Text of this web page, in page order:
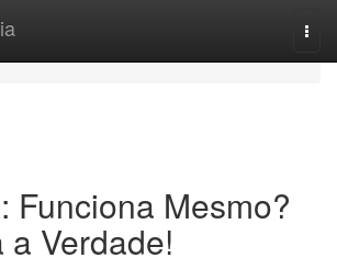
Funciona Mesmo?
a Verdade!